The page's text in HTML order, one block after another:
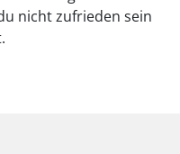
nicht zufrieden sein